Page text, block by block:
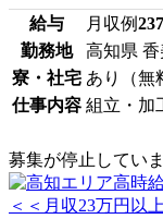
給与 月収例
勤務地
高知県
寮・社宅 あり（無
仕事内容 組立・加
募集が停止してい